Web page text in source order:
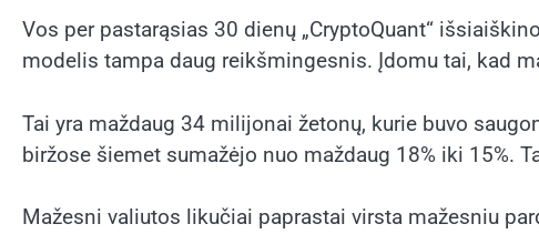
Vos per pastarąsias 30 dienų „CryptoQuant“
modelis tampa daug reikšmingesnis. Įdomu tai, kad
Tai yra maždaug 34 milijonai žetonų, kurie buvo
biržose šiemet sumažėjo nuo maždaug 18% iki 15%.
Mažesni valiutos likučiai paprastai virsta mažesniu